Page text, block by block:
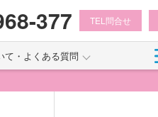
377 TEL問合せ
て・よくある質問